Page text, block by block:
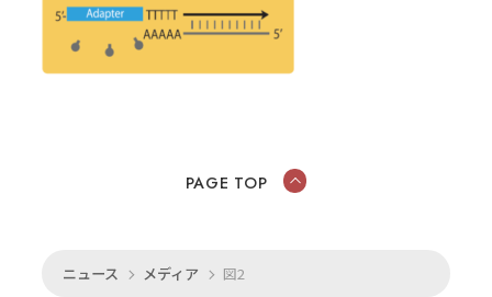
ニュース メディア 図2
PAGE TOP